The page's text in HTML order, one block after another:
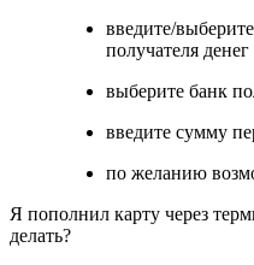
введите/
получателя денег
выберите банк
введите сумму
по желанию
Я пополнил карту через
делать?